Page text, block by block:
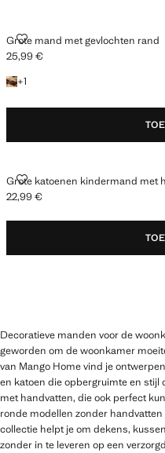
Grote mand met gevlochten rand
GROTE MAND MET
Huidige prijs [25,99 € ]
25,99 €
+1
+ 1 kleur
Grote katoenen kindermand met
GROTE KATOENEN
Huidige prijs [22,99 € ]
22,99 €
Decoratieve manden voor de
geworden om de woonkamer
van Mango Home vind je
en katoen die opbergruimte en stijl
met handvatten, die ook perfect
ronde modellen zonder
collectie helpt je om dekens,
zonder in te leveren op een